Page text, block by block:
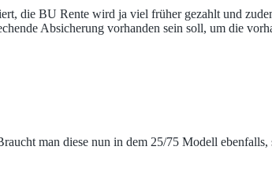
die BU Rente wird ja viel früher gezahlt und
Absicherung vorhanden sein soll, um die
man diese nun in dem 25/75 Modell